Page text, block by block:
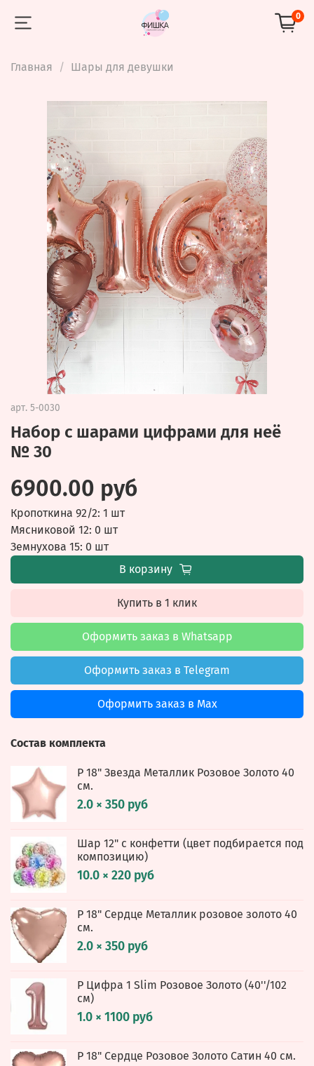
0
Главная Шары для девушки
арт. 5-0030
Набор с шарами цифрами для неё
№ 30
6900.00 руб
Кропоткина 92/2: 1 шт
Мясниковой 12: 0 шт
Земнухова 15: 0 шт
В корзину
Купить в 1 клик
Оформить заказ в Whatsapp
Оформить заказ в Telegram
Оформить заказ в Max
Состав комплекта
Р 18" Звезда Металлик Розовое Золото 40
см.
2.0 × 350 руб
Шар 12" с конфетти (цвет подбирается под
композицию)
10.0 × 220 руб
Р 18" Сердце Металлик розовое золото 40
см.
2.0 × 350 руб
Р Цифра 1 Slim Розовое Золото (40''/102
см)
1.0 × 1100 руб
Р 18" Сердце Розовое Золото Сатин 40 см.